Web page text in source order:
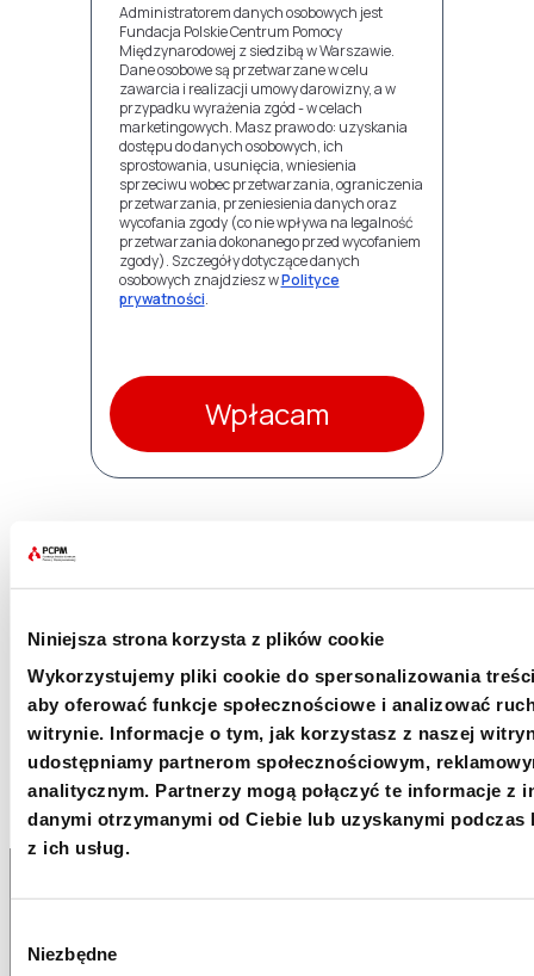
Niniejsza strona korzysta z plików cookie
Wykorzystujemy pliki cookie do spersonalizowania
aby oferować funkcje społecznościowe i analizować
witrynie. Informacje o tym, jak korzystasz z naszej
udostępniamy partnerom społecznościowym,
analitycznym. Partnerzy mogą połączyć te informacje z
danymi otrzymanymi od Ciebie lub uzyskanymi podczas
z ich usług.
zgody
Niezbędne
Administratorem danych osobowych jest
Fundacja Polskie Centrum Pomocy
Międzynarodowej z siedzibą w Warszawie.
Dane osobowe są przetwarzane w celu
zawarcia i realizacji umowy darowizny, a w
przypadku wyrażenia zgód - w celach
marketingowych. Masz prawo do: uzyskania
dostępu do danych osobowych, ich
sprostowania, usunięcia, wniesienia
sprzeciwu wobec przetwarzania, ograniczenia
przetwarzania, przeniesienia danych oraz
wycofania zgody (co nie wpływa na legalność
przetwarzania dokonanego przed wycofaniem
zgody). Szczegóły dotyczące danych
osobowych znajdziesz wPolityce
prywatności.
Wpłacam
@fundacjapcpm
Oficjalny profil Fundacji na Facebooku –
Polskie Centrum Pomocy Międzynarodowej
(PCPM)
PON-PT 9:00-17:00